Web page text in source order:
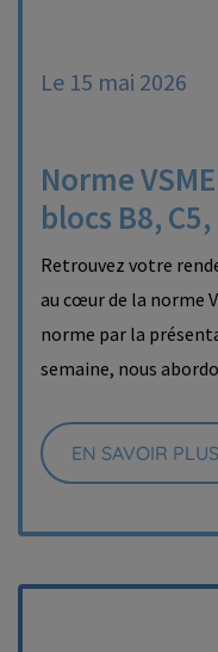
Le 15 mai 2026
Norme
blocs B8, C5,
Retrouvez votre
au cœur de la norme
norme par la
semaine, nous
EN SAVOIR PLUS